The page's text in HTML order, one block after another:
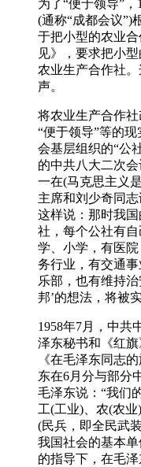
为了“便于领导”
(通称“成都会议”)
于把小型的农业
见》，要求把小
农业生产合作社
声。
将农业生产合作
“便于领导”等的
会基层组织的“公
的中共八大二次
一在(马克思主义
主席和刘少奇同
这样说：那时我
社，每个公社有
学、小学，有医
务行业，有交通
乐部，也有维持
邦’的想法，将被
1958年7月，中共
泽东秘书和《红旗
《在毛泽东同志
东在6月分与部分
毛泽东说：“我们
工(工业)、农(农
(民兵，即全民武
我国社会的基本
的指导下，在毛